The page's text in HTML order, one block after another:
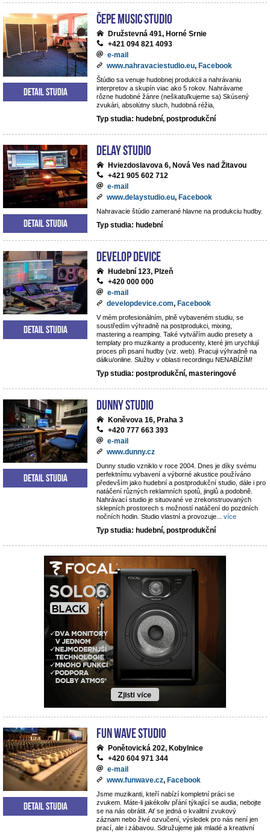
ČePE MUSIC Studio
Družstevná 491, Horné Srnie
+421 094 821 4093
e-mail
www.nahravaciestudio.eu, Facebook
Štúdio sa venuje hudobnej produkcii a nahrávaniu
interpretov a skupín viac ako 5 rokov. Nahrávame
rôzne hudobné žánre (neškatuľkujeme sa) Skúsený
zvukári, absolútny sluch, hudobná réžia,
Typ studia: hudební, postprodukční
Detail studia
DeLay studio
Hviezdoslavova 6, Nová Ves nad Žitavou
+421 905 602 712
e-mail
www.delaystudio.eu, Facebook
Nahravacie štúdio zamerané hlavne na produkciu hudby.
Typ studia: hudební
Detail studia
Develop Device
Hudební 123, Plzeň
+420 000 000
e-mail
developdevice.com, Facebook
V mém profesionálním, plně vybaveném studiu, se
soustředím výhradně na postprodukci, mixing,
mastering a reamping. Také vytvářím audio presety a
templaty pro muzikanty a producenty, které jim urychlují
proces při psaní hudby (viz. web). Pracuji výhradně na
dálku/online. Služby v oblasti recordingu NENABÍZÍM!
Typ studia: postprodukční, masteringové
Detail studia
Dunny studio
Koněvova 16, Praha 3
+420 777 663 393
e-mail
www.dunny.cz
Dunny studio vzniklo v roce 2004. Dnes je díky svému
perfektnímu vybavení a výborné akustice používáno
především jako hudební a postprodukční studio, dále i pro
natáčení různých reklamních spotů, jinglů a podobně.
Nahrávací studio je situované ve zrekonstruovaných
sklepních prostorech s možností natáčení do pozdních
nočních hodin. Studio vlastní a provozuje
více
Typ studia: hudební, postprodukční
Detail studia
Fun Wave Studio
Ponětovická 202, Kobylnice
+420 604 971 344
e-mail
www.funwave.cz, Facebook
Jsme muzikanti, kteří nabízí kompletní práci se
zvukem. Máte-li jakékoliv přání týkající se audia, nebojte
se na nás obrátit. Ať se jedná o kvalitní zvukový
záznam nebo živé ozvučení, výsledek pro nás není jen
prací, ale i zábavou. Sdružujeme jak mladé a kreativní
Detail studia